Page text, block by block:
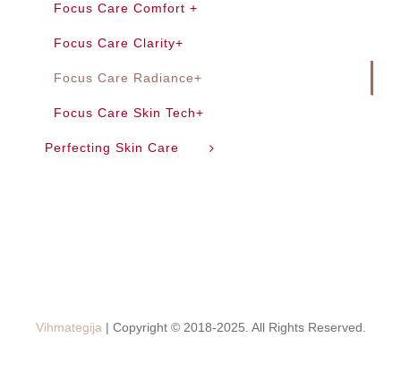
Focus Care Comfort +
Focus Care Clarity+
Focus Care Radiance+
Focus Care Skin Tech+
Perfecting Skin Care
Vihmategija| Copyright © 2018-2025. All Rights Reserved.